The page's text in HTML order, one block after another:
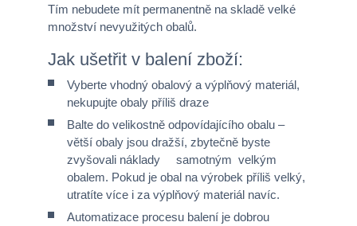
Tím nebudete mít permanentně na skladě velké
množství nevyužitých obalů.
Jak ušetřit v balení zboží:
Vyberte vhodný obalový a výplňový materiál,
nekupujte obaly příliš draze
Balte do velikostně odpovídajícího obalu –
větší obaly jsou dražší, zbytečně byste
zvyšovali náklady samotným velkým
obalem. Pokud je obal na výrobek příliš velký,
utratíte více i za výplňový materiál navíc.
Automatizace procesu balení je dobrou